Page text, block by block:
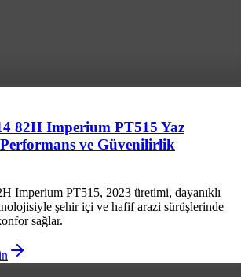
82H Imperium PT515 Yaz
ve Güvenilirlik
Imperium PT515, 2023 üretimi, dayanıklı
şehir içi ve hafif arazi sürüşlerinde
sağlar.